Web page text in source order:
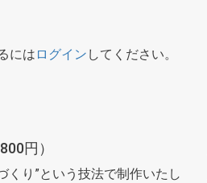
には ログイン してください。
円）
くり”という技法で制作いたし